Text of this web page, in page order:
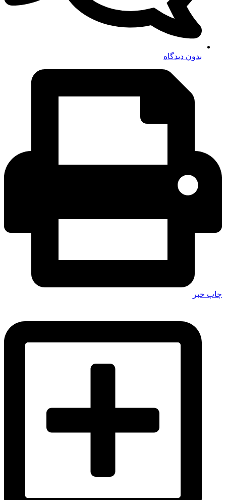
بدون دیدگاه
چاپ خبر